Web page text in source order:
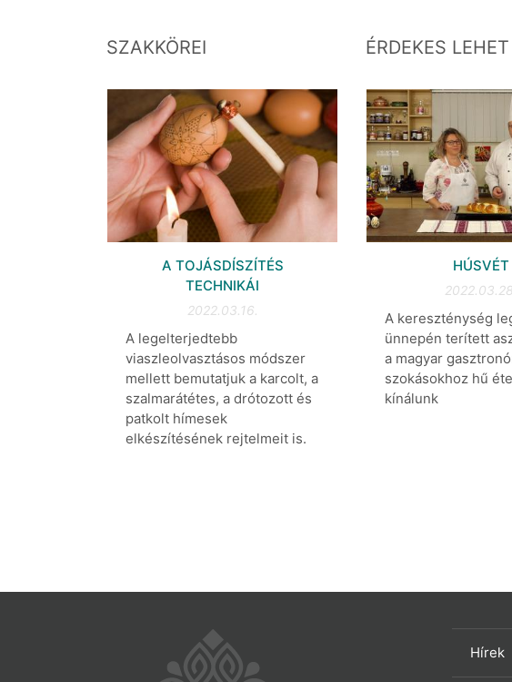
SZAKKÖREI
A TOJÁSDÍSZÍTÉS
TECHNIKÁI
2022.03.16.
A legelterjedtebb
viaszleolvasztásos módszer
mellett bemutatjuk a karcolt, a
szalmarátétes, a drótozott és
patkolt hímesek
elkészítésének rejtelmeit is.
ÉRDEKES LEHET
HÚSVÉT
A kereszténység
ünnepén terített
a magyar
szokásokhoz hű
kínálunk
Hírek